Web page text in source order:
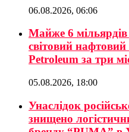
06.08.2026, 06:06
Майже 6 мільярдів
світовий
Petroleum за три
05.08.2026, 18:00
Унаслідок
знищено